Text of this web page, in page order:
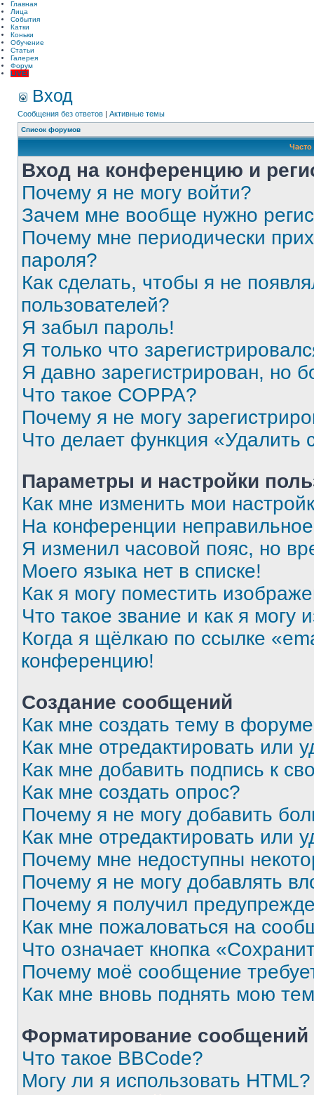
Главная
Лица
События
Катки
Коньки
Обучение
Статьи
Галерея
Форум
LIVE!
Вход
Сообщения без ответов | Активные темы
Список форумов
Вход на конференцию и
Почему я не могу войти?
Зачем мне вообще нужно
Почему мне периодически
пароля?
Как сделать, чтобы я не
пользователей?
Я забыл пароль!
Я только что
Я давно зарегистрирован, но
Что такое COPPA?
Почему я не могу
Что делает функция «Удалить
Параметры и настройки
Как мне изменить мои
На конференции
Я изменил часовой пояс, но
Моего языка нет в списке!
Как я могу поместить
Что такое звание и как я могу
Когда я щёлкаю по ссылке
конференцию!
Создание сообщений
Как мне создать тему в
Как мне отредактировать или
Как мне добавить подпись к
Как мне создать опрос?
Почему я не могу добавить
Как мне отредактировать или
Почему мне недоступны
Почему я не могу добавлять
Почему я получил
Как мне пожаловаться на
Что означает кнопка
Почему моё сообщение
Как мне вновь поднять мою
Форматирование
Что такое BBCode?
Могу ли я использовать HTML?